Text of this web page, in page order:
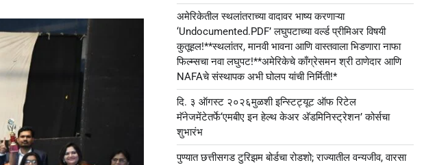
अमेरिकेतील स्थलांतराच्या वादावर भाष्य करणाऱ्या
‘Undocumented.PDF’ लघुपटाच्या वर्ल्ड प्रीमिअर विषयी
कुतूहल!**स्थलांतर, मानवी भावना आणि वास्तवाला भिडणारा नाफा
फिल्म्सचा नवा लघुपट!**अमेरिकेचे काँग्रेसमन श्री ठाणेदार आणि
NAFAचे संस्थापक अभी घोलप यांची निर्मिती!*
दि. ३ ऑगस्ट २०२६मुळशी इन्स्टिट्यूट ऑफ रिटेल
मॅनेजमेंटेतर्फे‘एमबीए इन हेल्थ केअर अ‍ॅडमिनिस्ट्रेशन’ कोर्सचा
शुभारंभ
पुण्यात छत्तीसगड टुरिझम बोर्डचा रोडशो; राज्यातील वन्यजीव, वारसा